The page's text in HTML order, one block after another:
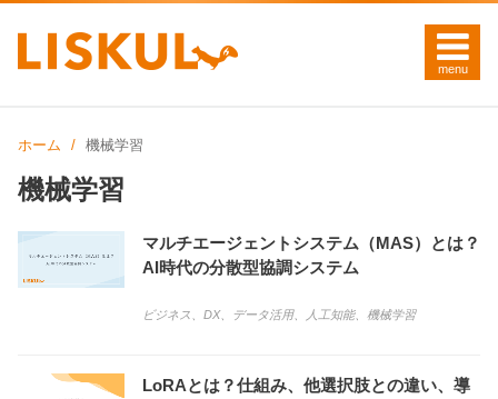
ホーム 機械学習
機械学習
マルチエージェントシステム（MAS）とは？
AI時代の分散型協調システム
ビジネス DX、 データ活用、 人工知能、 機械学習
LoRAとは？仕組み、他選択肢との違い、導